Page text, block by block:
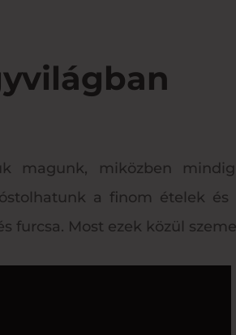
magunk, miközben
a finom ételek
furcsa. Most ezek közül